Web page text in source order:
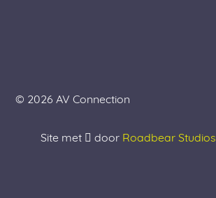
© 2026 AV Connection
Site met door Roadbear Studios